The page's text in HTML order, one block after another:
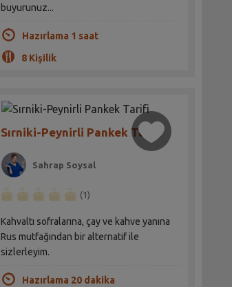
buyurunuz...
Hazırlama 1 saat
8 Kişilik
Sırniki-Peynirli Pankek Tarifi
Sahrap Soysal
(1)
Kahvaltı sofralarına, çay ve kahve yanına
Rus mutfağından bir alternatif ile
sizlerleyim.
Hazırlama 20 dakika